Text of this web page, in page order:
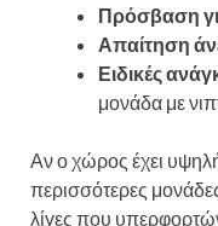
Πρόσβαση
Απαίτηση
Ειδικές
μονάδα με
Αν ο χώρος έχει
περισσότερες
λίγες που